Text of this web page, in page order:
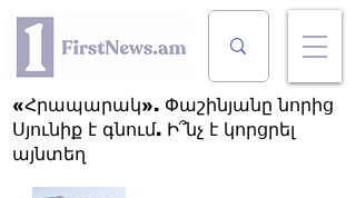
«Հրապարակ». Փաշինյանը նորից
Սյունիք է գնում. Ի՞նչ է կորցրել
այնտեղ